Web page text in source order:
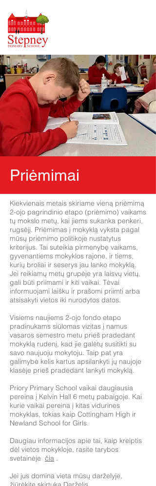
Priėmimai
Kiekvienais metais skiriame vieną priėmimą
2-ojo pagrindinio etapo (priėmimo) vaikams
tų mokslo metų, kai jiems sukanka penkeri,
rugsėjį. Priėmimas į mokyklą vyksta pagal
mūsų priėmimo politikoje nustatytus
kriterijus. Tai suteikia pirmenybę vaikams,
gyvenantiems mokyklos rajone, ir tiems,
kurių broliai ir seserys jau lanko mokyklą.
Jei reikiamų metų grupėje yra laisvų vietų,
gali būti priimami ir kiti vaikai. Tėvai
informuojami laišku ir prašomi priimti arba
atsisakyti vietos iki nurodytos datos.
Visiems naujiems 2-ojo fondo etapo
pradinukams siūlomas vizitas į namus
vasaros semestro metu prieš pradedant
mokyklą rudenį, kad jie galėtų susitikti su
savo naujuoju mokytoju. Taip pat yra
galimybė kelis kartus apsilankyti jų naujoje
klasėje prieš pradedant lankyti mokyklą.
Priory Primary School vaikai daugiausia
pereina į Kelvin Hall 6 metų pabaigoje. Kai
kurie vaikai pereina į kitas vidurines
mokyklas, tokias kaip Cottingham High ir
Newland School for Girls.
Daugiau informacijos apie tai, kaip kreiptis
dėl vietos mokykloje, rasite tarybos
svetainėje čia .
Jei jus domina vieta mūsų darželyje,